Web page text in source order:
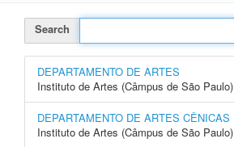
Search
DEPARTAMENTO DE ARTES
Instituto de Artes (Câmpus de São Paulo)
DEPARTAMENTO DE ARTES CÊNICAS
Instituto de Artes (Câmpus de São Paulo)